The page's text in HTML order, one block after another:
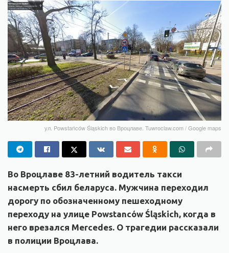
ул. Powstańców Śląskich во Вроцлаве. Tuwroclaw.com / Google maps
Во Вроцлаве 83-летний водитель такси
насмерть сбил беларуса. Мужчина переходил
дорогу по обозначенному пешеходному
переходу на улице Powstanców Śląskich, когда в
него врезался Mercedes. О трагедии рассказали
в полиции Вроцлава.